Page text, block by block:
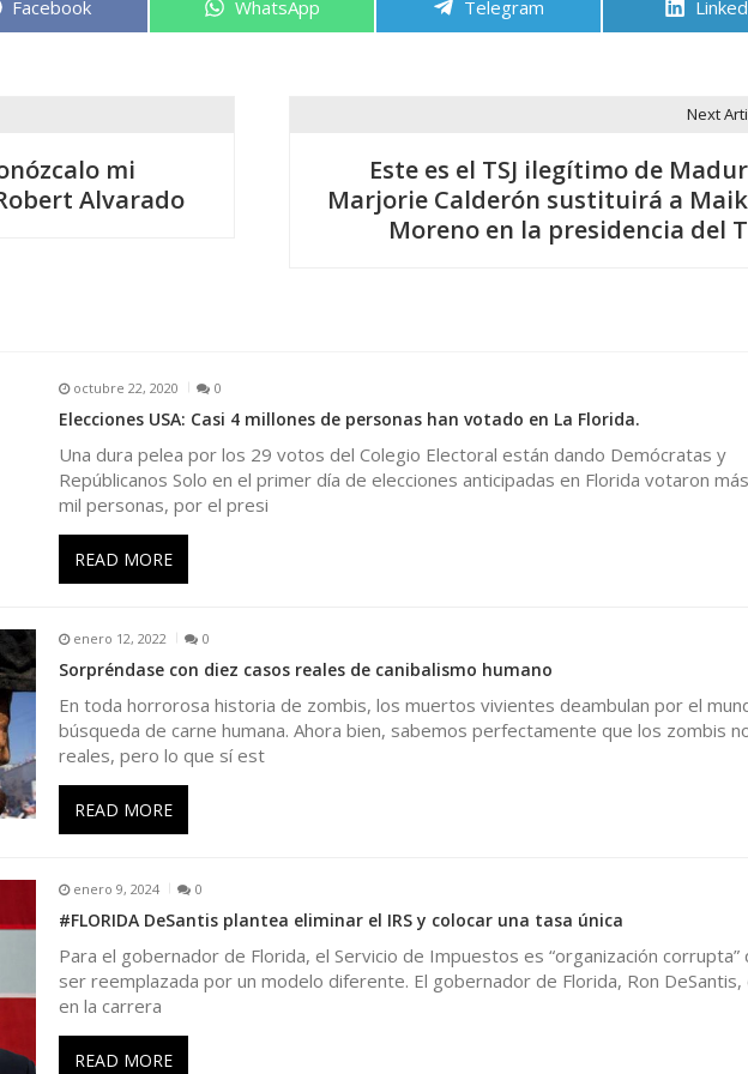
Compartir
Facebook Compartir
WhatsApp Compartir
Telegram
mi
Alvarado
Next
Este es el TSJ ilegítimo de
Marjorie Calderón sustituirá a
Moreno en la presidencia del
octubre 22, 2020 0
Elecciones USA: Casi 4 millones de personas han votado en La Florida.
Una dura pelea por los 29 votos del Colegio Electoral están dando Demócratas y
Repúblicanos Solo en el primer día de elecciones anticipadas en Florida votaron
mil personas, por el presi
READ MORE
enero 12, 2022 0
Sorpréndase con diez casos reales de canibalismo humano
En toda horrorosa historia de zombis, los muertos vivientes deambulan por el
búsqueda de carne humana. Ahora bien, sabemos perfectamente que los zombis
reales, pero lo que sí est
READ MORE
enero 9, 2024 0
#FLORIDA DeSantis plantea eliminar el IRS y colocar una tasa única
Para el gobernador de Florida, el Servicio de Impuestos es “organización corrupta”
ser reemplazada por un modelo diferente. El gobernador de Florida, Ron DeSantis,
en la carrera
READ MORE